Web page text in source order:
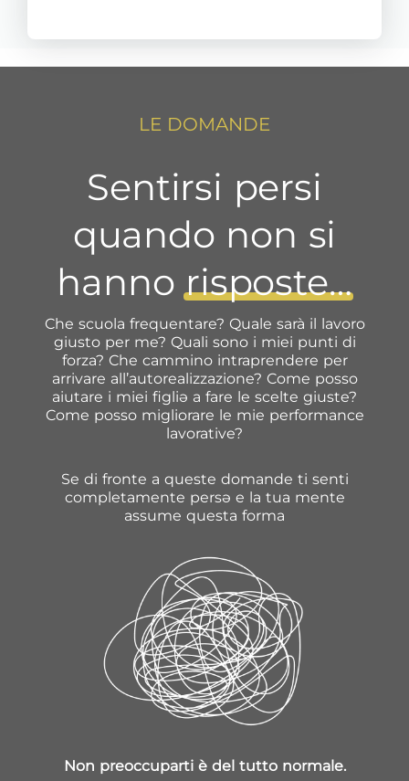
LE DOMANDE
Sentirsi persi
quando non si
hannorisposte…
Che scuola frequentare? Quale sarà il lavoro
giusto per me? Quali sono i miei punti di
forza? Che cammino intraprendere per
arrivare all’autorealizzazione? Come posso
aiutare i miei figliə a fare le scelte giuste?
Come posso migliorare le mie performance
lavorative?
Se di fronte a queste domande ti senti
completamente persə e la tua mente
assume questa forma
Non preoccuparti è del tutto normale.